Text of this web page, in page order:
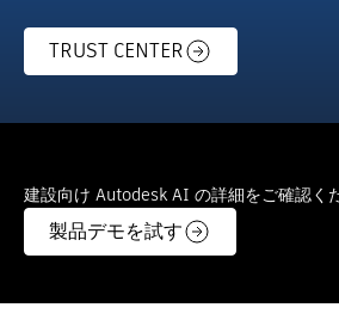
TRUST CENTER
建設向け Autodesk AI の詳細をご確認く
製品デモを試す